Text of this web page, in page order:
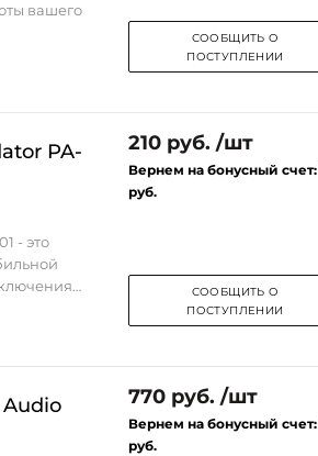
вашего
что
к
СООБЩИТЬ О
ПОСТУПЛЕНИИ
PA-
- это
до 0Ga. 4.
210 руб. /шт
Вернем на бонусный счет:
руб.
СООБЩИТЬ О
ПОСТУПЛЕНИИ
770 руб. /шт
Вернем на бонусный счет:
руб.